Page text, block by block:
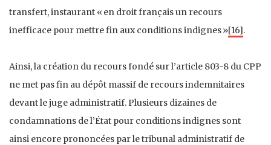
transfert, instaurant « en droit français un recours
inefficace pour mettre fin aux conditions indignes »[16].
Ainsi, la création du recours fondé sur l’article 803-8 du CPP
ne met pas fin au dépôt massif de recours indemnitaires
devant le juge administratif. Plusieurs dizaines de
condamnations de l’État pour conditions indignes sont
ainsi encore prononcées par le tribunal administratif de